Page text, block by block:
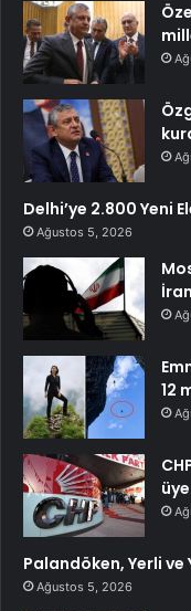
Delhi’ye 2.800 Yeni
Ağustos 5, 2026
12
Palandöken, Yerli ve
Ağustos 5, 2026